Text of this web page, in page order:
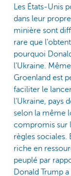
Les États-Unis
dans leur
minière sont
rare que
pourquoi
l'Ukraine.
Groenland est
faciliter le
l'Ukraine, pays
selon la même
compromis sur
règles sociales.
riche en
peuplé par
Donald Trump